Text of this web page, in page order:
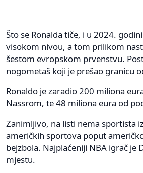
Što se Ronalda tiče, i u 2024.
visokom nivou, a tom prilikom
šestom evropskom prvenstvu.
nogometaš koji je prešao granicu
Ronaldo je zaradio 200 miliona
Nassrom, te 48 miliona eura od
Zanimljivo, na listi nema sportista
američkih sportova poput
bejzbola. Najplaćeniji NBA igrač je
mjestu.